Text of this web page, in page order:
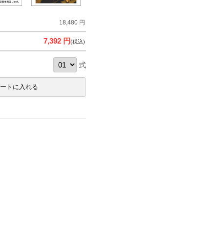
18,480 円
7,392 円(税込)
式